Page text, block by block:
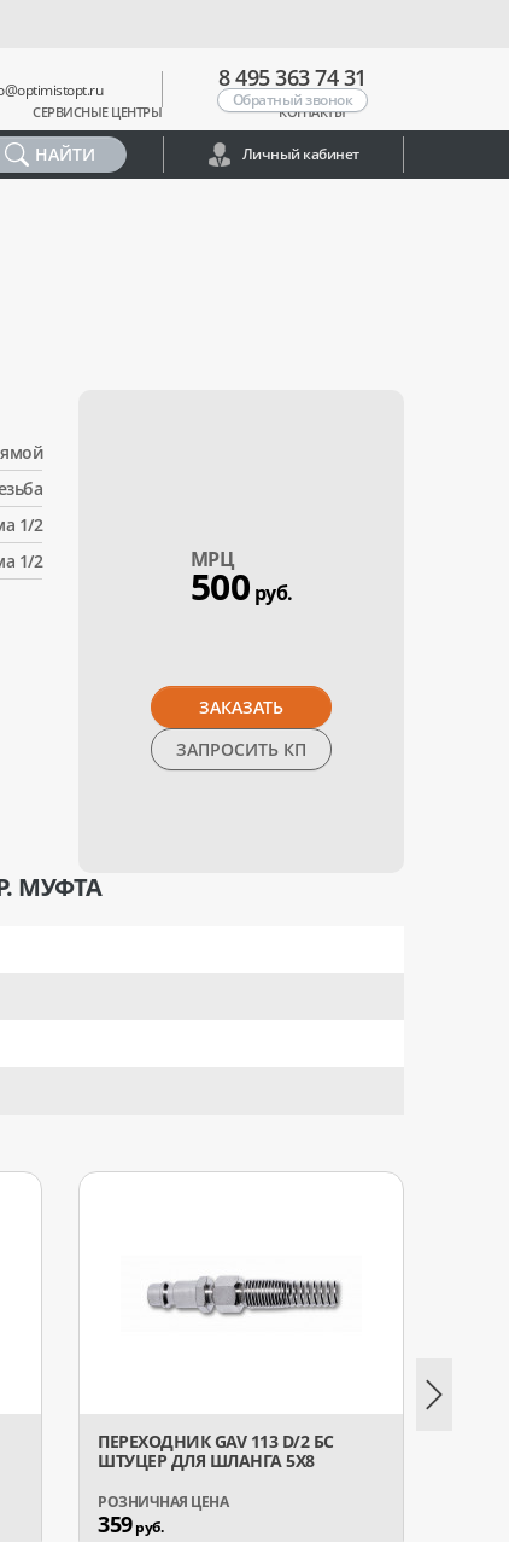
СЕРВИСНЫЕ ЦЕНТРЫ КОНТАКТЫ
8 495 363 74 31
Обратный звонок
НАЙТИ Личный кабинет
1/2
1/2 МPЦ
500 руб.
ЗАКАЗАТЬ
ЗАПРОСИТЬ КП
МУФТА
ПЕРЕХОДНИК GAV 113 D/2 БС
ШТУЦЕР ДЛЯ ШЛАНГА 5X8
359руб.